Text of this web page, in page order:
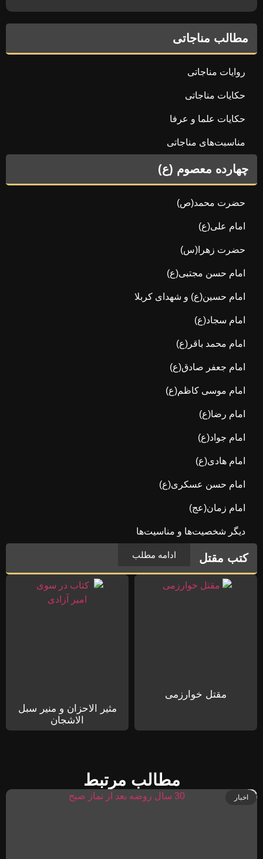
مطالب مناجاتی
روایات مناجاتی
حکایات مناجاتی
حکایات علما و عرفا
مناسبت‌های مناجاتی
چهارده معصوم (ع)
حضرت محمد(ص)
امام علی(ع)
حضرت زهرا(س)
امام حسن مجتبی(ع)
امام حسین(ع) و شهدای کربلا
امام سجاد(ع)
امام محمد باقر(ع)
امام جعفر صادق(ع)
امام موسی کاظم(ع)
امام رضا(ع)
امام جواد(ع)
امام هادی(ع)
امام حسن عسکری(ع)
امام زمان(عج)
دیگر شخصیت‌ها و مناسیت‌ها
کتب مقتل ادامه مطلب
مقتل خوارزمی
مثیر الاحزان و منیر سبل
الاشجان
مطالب مرتبط
اخبار